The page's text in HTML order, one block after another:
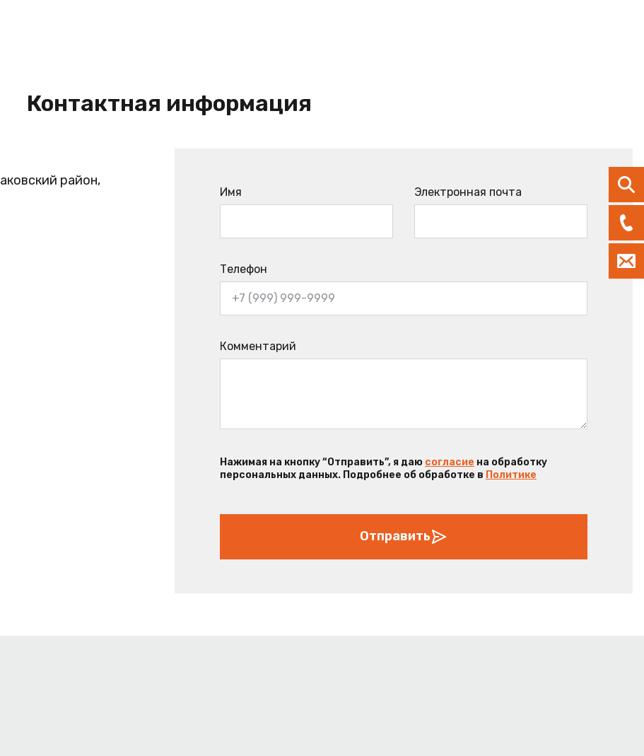
Контактная информация
район,
Имя Электронная почта
Телефон
Комментарий
Нажимая на кнопку “Отправить”, я даю согласие на обработку
персональных данных. Подробнее об обработке в Политике
Отправить